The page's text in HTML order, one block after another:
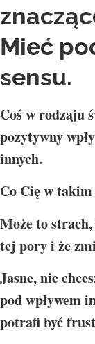
Mieć
sensu.
Coś w rodzaju
pozytywny
innych.
Co Cię w
Może to strach,
tej pory i że
Jasne, nie
pod wpływem
potrafi być